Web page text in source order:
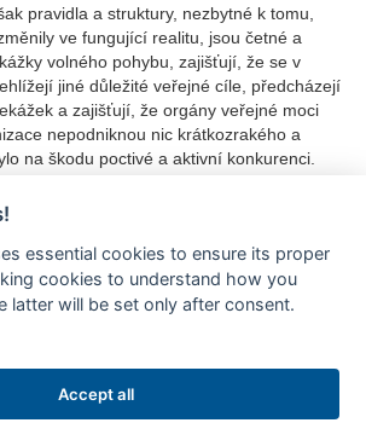
pravidla a struktury, nezbytné k tomu,
ve fungující realitu, jsou četné a
volného pohybu, zajišťují, že se v
jiné důležité veřejné cíle, předcházejí
a zajišťují, že orgány veřejné moci
nepodniknou nic krátkozrakého a
na škodu poctivé a aktivní konkurenci.
pevně rozhodnuta vnitřní trh dobudovat
PRÁVO VNITŘNÍHO TRHU
knize podává podrobný a vyčerpávající
Unie, které se týká vnitřního trhu.
přístup Komise vysvětluje a upozorňuje na
v Příloze předkládány.
essential cookies to ensure its proper
cookies to understand how you
latter will be set only after consent.
Accept all